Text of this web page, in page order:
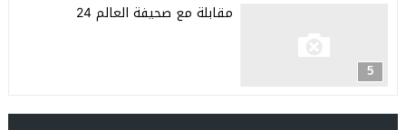
5
مقابلة مع صحيفة العالم 24